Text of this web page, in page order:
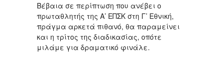
Βέβαια σε περίπτωση που ανέβει ο
πρωταθλητής της Α’ ΕΠΣΚ στη Γ’ Εθνική,
πράγμα αρκετά πιθανό, θα παραμείνει
και η τρίτος της διαδικασίας, οπότε
μιλάμε για δραματικό φινάλε.